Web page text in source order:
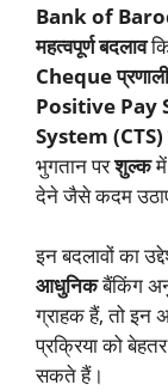
Bank of
महत्वपूर्ण बदलाव
Cheque प्रणाली
Positive Pay
System (CTS)
भुगतान परशुल्कमें
देने जैसे कदम
इन बदलावों का
आधुनिकबैंकिंग
ग्राहक हैं, तो इन
प्रक्रिया को
सकते हैं।